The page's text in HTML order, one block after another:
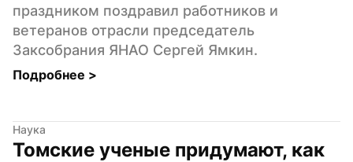
праздником поздравил работников и
ветеранов отрасли председатель
Заксобрания ЯНАО Сергей Ямкин.
Подробнее >
Наука
Томские ученые придумают, как